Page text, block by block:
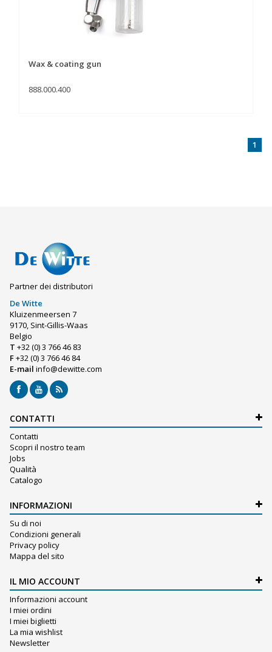
Wax & coating gun
888.000.400
1
Partner dei distributori
De Witte
Kluizenmeersen 7
9170, Sint-Gillis-Waas
Belgio
T +32 (0) 3 766 46 83
F+32 (0) 3 766 46 84
E-mail info@dewitte.com
CONTATTI
Contatti
Scopri il nostro team
Jobs
Qualità
Catalogo
INFORMAZIONI
Su di noi
Condizioni generali
Privacy policy
Mappa del sito
IL MIO ACCOUNT
Informazioni account
I miei ordini
I miei biglietti
La mia wishlist
Newsletter